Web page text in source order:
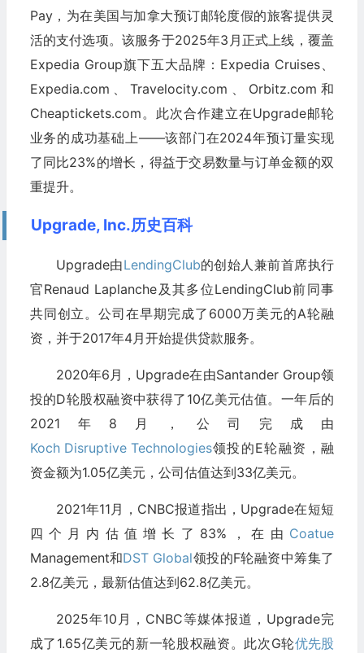
Pay，为在美国与加拿大预订邮轮度假的旅客提供灵
活的支付选项。该服务于2025年3月正式上线，覆盖
Expedia Group旗下五大品牌：Expedia Cruises、
Expedia.com、Travelocity.com、Orbitz.com和
Cheaptickets.com。此次合作建立在Upgrade邮轮
业务的成功基础上——该部门在2024年预订量实现
了同比23%的增长，得益于交易数量与订单金额的双
重提升。
Upgrade, Inc.历史百科
Upgrade由LendingClub的创始人兼前首席执行
官Renaud Laplanche及其多位LendingClub前同事
共同创立。公司在早期完成了6000万美元的A轮融
资，并于2017年4月开始提供贷款服务。
2020年6月，Upgrade在由Santander Group领
投的D轮股权融资中获得了10亿美元估值。一年后的
2021年8月，公司完成由
Koch Disruptive Technologies领投的E轮融资，融
资金额为1.05亿美元，公司估值达到33亿美元。
2021年11月，CNBC报道指出，Upgrade在短短
四个月内估值增长了83%，在由 Coatue
Management和DST Global领投的F轮融资中筹集了
2.8亿美元，最新估值达到62.8亿美元。
2025年10月，CNBC等媒体报道，Upgrade完
成了1.65亿美元的新一轮股权融资。此次G轮优先股